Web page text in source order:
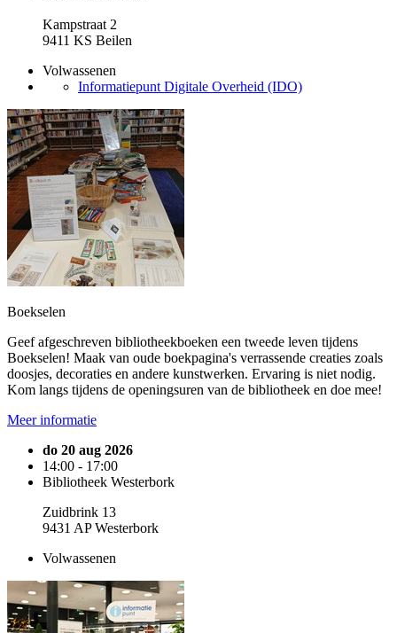
Kampstraat 2
9411 KS Beilen
Volwassenen
Informatiepunt Digitale Overheid (IDO)
Boekselen
Geef afgeschreven bibliotheekboeken een tweede leven tijdens
Boekselen! Maak van oude boekpagina's verrassende creaties zoals
doosjes, decoraties en andere kunstwerken. Ervaring is niet nodig.
Kom langs tijdens de openingsuren van de bibliotheek en doe mee!
Meer informatie
do 20 aug 2026
14:00 - 17:00
Bibliotheek Westerbork
Zuidbrink 13
9431 AP Westerbork
Volwassenen